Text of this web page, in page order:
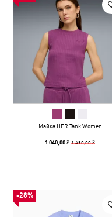
Майка HER Tank Women
1 040,00 ₴1 490,00 ₴
-28%